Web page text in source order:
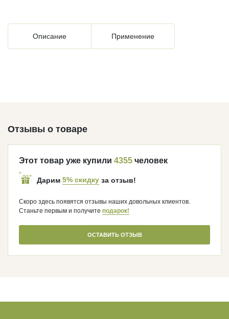
Описание Применение
Отзывы о товаре
Этот товар уже купили 4355 человек
Дарим 5% скидку за отзыв!
Скоро здесь появятся отзывы наших довольных клиентов.
Станьте первым и получите подарок!
ОСТАВИТЬ ОТЗЫВ